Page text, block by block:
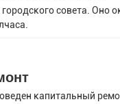
совета. Оно
капитальный